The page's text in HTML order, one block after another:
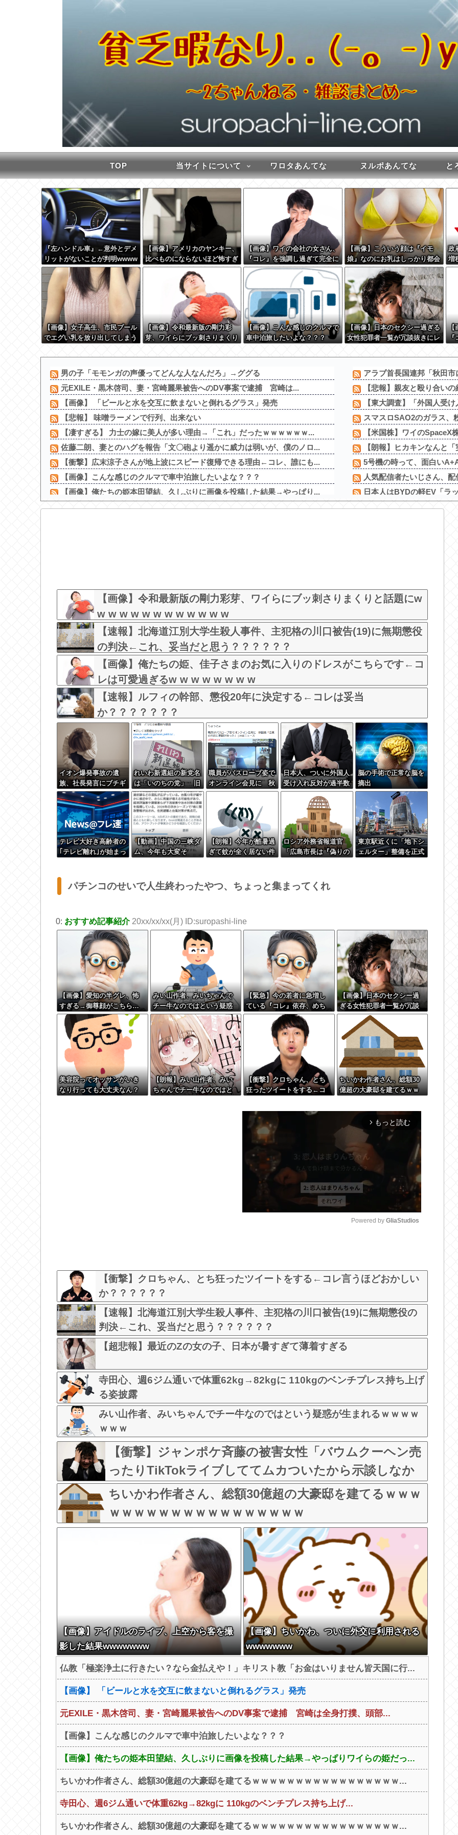
TOP 当サイトについて ワロタあんてな ヌルポあんてな と
『左ハンドル車』←意外とデメ
リットがないことが判明wwww
www
【画像】アメリカのヤンキー、
比べものにならないほど怖すぎ
る・・・
【画像】ワイの会社の女さん、
『コレ』を強調し過ぎて完全に
あたしこ枠を狙ってるんだがw
w w w w w w w w w w w
【画像】こういう顔は『イモ
娘』なのにお乳はしっかり都会
っ子な女子wwww
政
増
敵
【画像】女子高生、市民プール
でエグい乳を放り出してしまう
【画像】令和最新版の剛力彩
芽、ワイらにブッ刺さりまくり
w w w w
【画像】こんな感じのクルマで
車中泊旅したいよな？？？
【画像】日本のセクシー過ぎる
女性犯罪者一覧が冗談抜きにレ
w w w
【
『
w
男の子「モモンガの声優ってどんな人なんだろ」→ググる
元EXILE・黒木啓司、妻・宮崎麗果被告へのDV事案で逮捕 宮崎は...
【画像】 「ビールと水を交互に飲まないと倒れるグラス」発売
【悲報】 味噌ラーメンで行列、出来ない
【凄すぎる】 力士の嫁に美人が多い理由→「これ」だったｗｗｗｗｗｗ...
佐藤二朗、妻とのハグを報告「文〇砲より遥かに威力は弱いが、僕のノロ...
【衝撃】広末涼子さんが地上波にスピード復帰できる理由←コレ、誰にも...
【画像】こんな感じのクルマで車中泊旅したいよな？？？
【画像】俺たちの姫本田望結、久しぶりに画像を投稿した結果→やっぱり...
ちいかわ作者さん、総額30億超の大豪邸を建てるｗｗｗｗｗｗｗｗｗｗ...
【画像】露出狂の高校女教師、見つかるｗ
アラブ首長国連邦「秋田
【悲報】親友と殴り合い
【東大調査】「外国人受
スマスロSAO2のガラス
【米国株】ワイのSpaceX
【朗報】ヒカキンなんと
5号機の時って、面白い
人気配信者たいじさん、
日本人はBYDの軽EV「ラ
結局歴代最強二塁手は山
【画像】令和最新版の剛力彩芽、ワイらにブッ刺さりまくりと話題にw
w w w w w w w w w w w w
【速報】北海道江別大学生殺人事件、主犯格の川口被告(19)に無期懲役
の判決←これ、妥当だと思う？？？？？？
【画像】俺たちの姫、佳子さまのお気に入りのドレスがこちらです←コ
レは可愛過ぎるw w w w w w w w
【速報】ルフィの幹部、懲役20年に決定する←コレは妥当
か？？？？？？？
イオン爆発事故の遺
族、社長発言にブチギ
レ「本当のことを話し
て」
れいわ新選組の新党名
は「いのちの党」 旧
グッズ半額で販売 ど
うなる秘書給与疑惑
職員がバスローブ姿で
オンライン会見に 秋
田県「会見の対応に問
題があった」
日本人、ついに外国人
受け入れ反対が過半数
突破ｗｗｗ
脳の手術で正常な脳を
摘出
テレビ大好き高齢者の
｢テレビ離れ｣が始まっ
【動画】中国の三峡ダ
ム、今年も大変そ
【朗報】今年が酷暑過
ぎて蚊が全く居ない件
ロシア外務省報道官
「広島市長は『偽りの
東京駅近くに「地下シ
ェルター」整備を正式
パチンコのせいで人生終わったやつ、ちょっと集まってくれ
0: おすすめ記事紹介20xx/xx/xx(月) ID:suropashi-line
【画像】愛知の半グレ、怖
すぎる→御尊顔がこちら…
みい山作者、みいちゃんで
チー牛なのではという疑惑
が生まれるｗｗｗｗｗｗｗ
【緊急】今の若者に急増し
ている『コレ』依存、めち
ゃくちゃ深刻な模様w w w
w w w w w w w
【画像】日本のセクシー過
ぎる女性犯罪者一覧が冗談
抜きにレベル高過ぎる件w w
w w w w w w w
美容院ってオッサンがいき
なり行っても大丈夫なん？
【朗報】みい山作者、みい
ちゃんでチー牛なのではと
【衝撃】クロちゃん、とち
狂ったツイートをする←コ
か？？？？？？
ちいかわ作者さん、総額30
億超の大豪邸を建てるｗｗ
ｗｗｗｗｗ
t
Powered by GliaStudios
【衝撃】クロちゃん、とち狂ったツイートをする←コレ言うほどおかしい
か？？？？？？
【速報】北海道江別大学生殺人事件、主犯格の川口被告(19)に無期懲役の
判決←これ、妥当だと思う？？？？？？
【超悲報】最近のZの女の子、日本が暑すぎて薄着すぎる
寺田心、週6ジム通いで体重62kg→82kgに 110kgのベンチプレス持ち上げ
る姿披露
みい山作者、みいちゃんでチー牛なのではという疑惑が生まれるｗｗｗｗ
ｗｗｗ
【衝撃】ジャンポケ斉藤の被害女性「バウムクーヘン売
ったりTikTokライブしててムカついたから示談しなか
った」←コレってさ…
ちいかわ作者さん、総額30億超の大豪邸を建てるｗｗｗ
ｗｗｗｗｗｗｗｗｗｗｗｗｗｗｗｗ
【画像】アイドルのライブ、上空から客を撮
影した結果wwwwwww
【画像】ちいかわ、ついに外交に利用される
wwwwwww
仏教「極楽浄土に行きたい？なら金払えや！」キリスト教「お金はいりません皆天国に行...
【画像】 「ビールと水を交互に飲まないと倒れるグラス」発売
元EXILE・黒木啓司、妻・宮崎麗果被告へのDV事案で逮捕 宮崎は全身打撲、頭部...
【画像】こんな感じのクルマで車中泊旅したいよな？？？
【画像】俺たちの姫本田望結、久しぶりに画像を投稿した結果→やっぱりワイらの姫だっ...
ちいかわ作者さん、総額30億超の大豪邸を建てるｗｗｗｗｗｗｗｗｗｗｗｗｗｗｗｗｗ...
寺田心、週6ジム通いで体重62kg→82kgに 110kgのベンチプレス持ち上げ...
ちいかわ作者さん、総額30億超の大豪邸を建てるｗｗｗｗｗｗｗｗｗｗｗｗｗｗｗｗｗ...